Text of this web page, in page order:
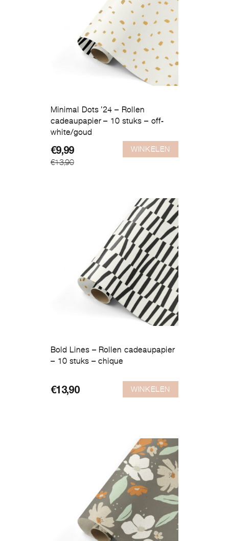
Minimal Dots ’24 – Rollen
cadeaupapier – 10 stuks – off-
white/goud
€13,90
Oorspronkelijke
prijs
€9,99
Huidige
prijs
WINKELEN
Bold Lines – Rollen cadeaupapier
– 10 stuks – chique
€13,90 WINKELEN